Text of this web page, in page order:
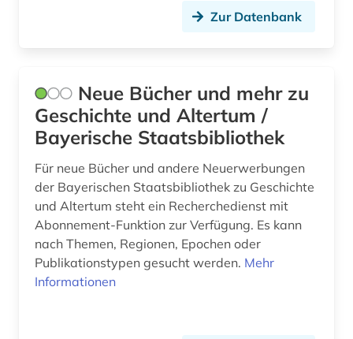
Zur Datenbank
Neue Bücher und mehr zu
Geschichte und Altertum /
Bayerische Staatsbibliothek
Für neue Bücher und andere Neuerwerbungen
der Bayerischen Staatsbibliothek zu Geschichte
und Altertum steht ein Recherchedienst mit
Abonnement-Funktion zur Verfügung. Es kann
nach Themen, Regionen, Epochen oder
Publikationstypen gesucht werden. Mehr
Informationen